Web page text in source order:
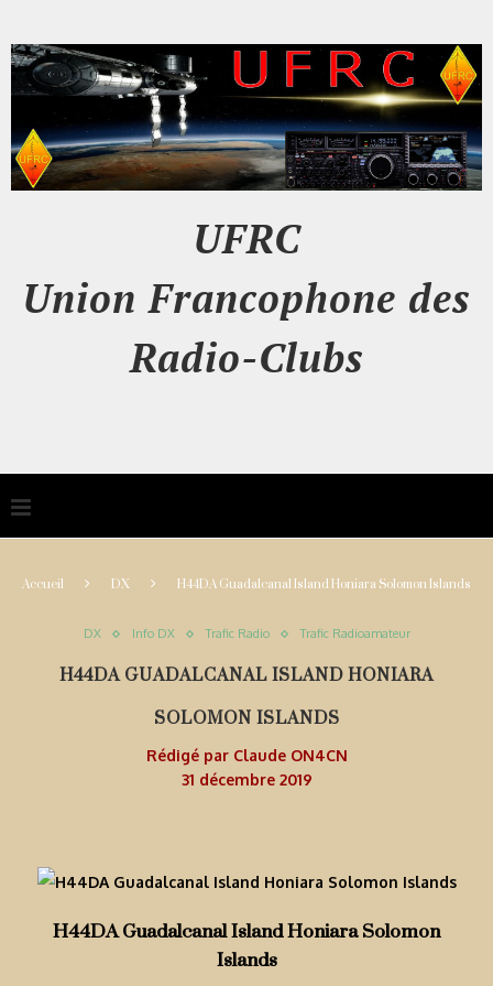
UFRC
Union Francophone des
Radio-Clubs
Accueil DX H44DA Guadalcanal Island Honiara Solomon Islands
DX Info DX Trafic Radio Trafic Radioamateur
H44DA GUADALCANAL ISLAND HONIARA
SOLOMON ISLANDS
Rédigé par Claude ON4CN
31 décembre 2019
H44DA Guadalcanal Island Honiara Solomon
Islands